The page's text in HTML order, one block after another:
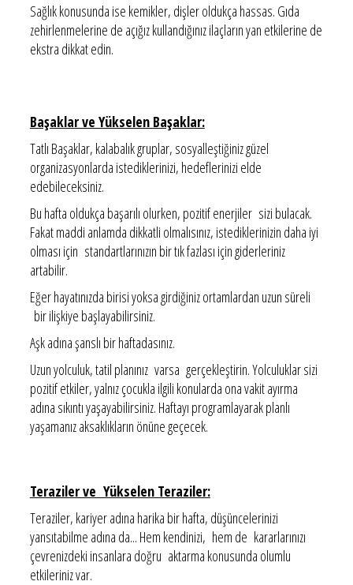
Sağlık konusunda ise kemikler, dişler oldukça hassas. Gıda
zehirlenmelerine de açığız kullandığınız ilaçların yan etkilerine de
ekstra dikkat edin.
Başaklar ve Yükselen Başaklar:
Tatlı Başaklar, kalabalık gruplar, sosyalleştiğiniz güzel
organizasyonlarda istediklerinizi, hedeflerinizi elde
edebileceksiniz.
Bu hafta oldukça başarılı olurken, pozitif enerjiler sizi bulacak.
Fakat maddi anlamda dikkatli olmalısınız, istediklerinizin daha iyi
olması için standartlarınızın bir tık fazlası için giderleriniz
artabilir.
Eğer hayatınızda birisi yoksa girdiğiniz ortamlardan uzun süreli
bir ilişkiye başlayabilirsiniz.
Aşk adına şanslı bir haftadasınız.
Uzun yolculuk, tatil planınız varsa gerçekleştirin. Yolculuklar sizi
pozitif etkiler, yalnız çocukla ilgili konularda ona vakit ayırma
adına sıkıntı yaşayabilirsiniz. Haftayı programlayarak planlı
yaşamanız aksaklıkların önüne geçecek.
Teraziler ve Yükselen Teraziler:
Teraziler, kariyer adına harika bir hafta, düşüncelerinizi
yansıtabilme adına da... Hem kendinizi, hem de kararlarınızı
çevrenizdeki insanlara doğru aktarma konusunda olumlu
etkileriniz var.